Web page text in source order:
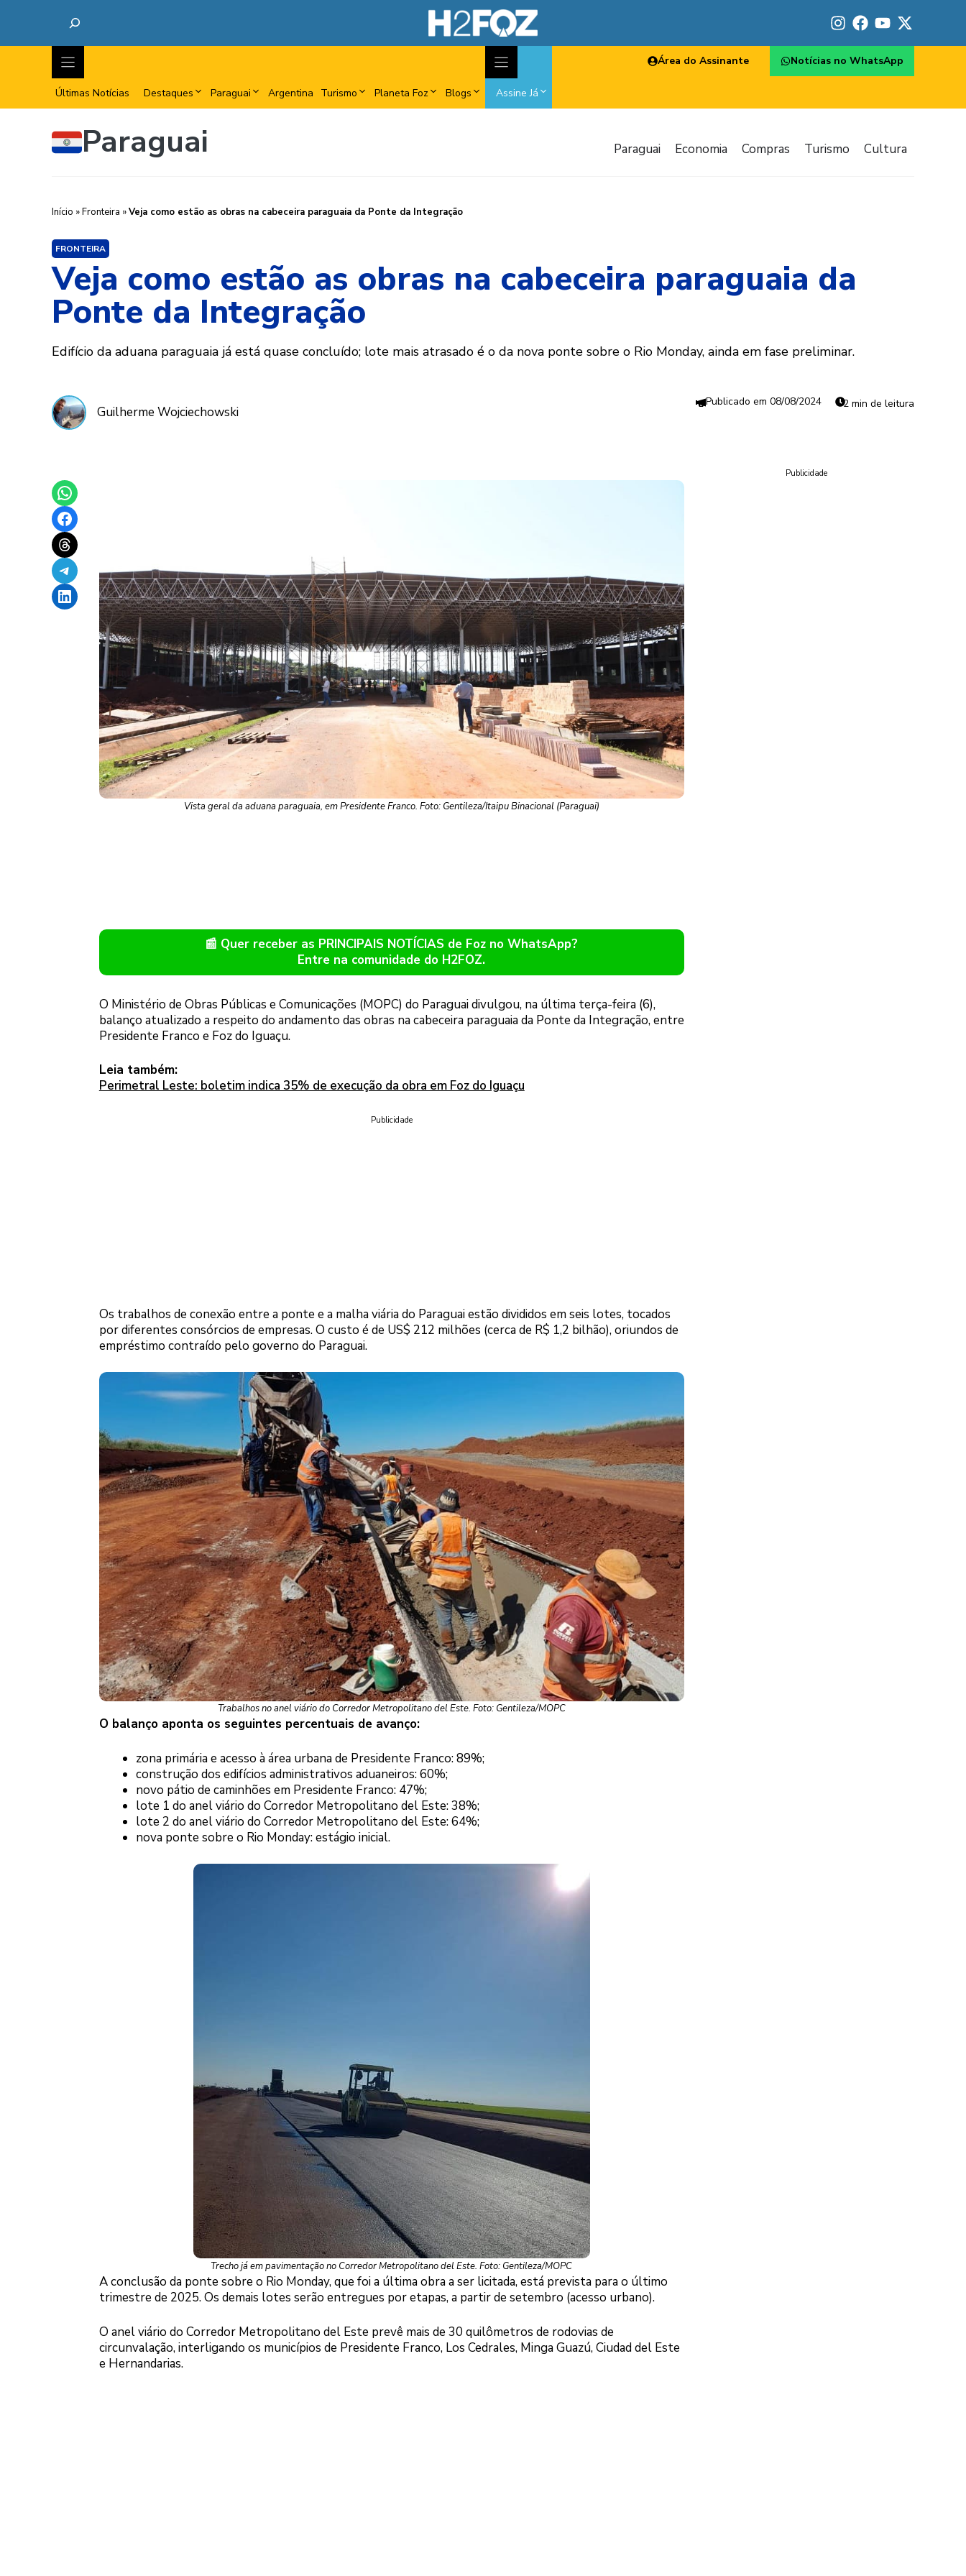
Últimas Notícias Destaques Paraguai Argentina Turismo Planeta Foz Blogs Assine Já
Área do Assinante Notícias no WhatsApp
Paraguai Paraguai Economia Compras Turismo Cultura
Início »Fronteira »Veja como estão as obras na cabeceira paraguaia da Ponte da Integração
FRONTEIRA
Veja como estão as obras na cabeceira paraguaia da
Ponte da Integração
Edifício da aduana paraguaia já está quase concluído; lote mais atrasado é o da nova ponte sobre o Rio Monday, ainda em fase preliminar.
Guilherme Wojciechowski
08/08/2024 2 min de leitura
Share on WhatsApp
Share on Facebook
Share on Threads
Share on Telegram
Share on LinkedIn
Vista geral da aduana paraguaia, em Presidente Franco. Foto: Gentileza/Itaipu Binacional (Paraguai)
📰 Quer receber as PRINCIPAIS NOTÍCIAS de Foz no WhatsApp?
Entre na comunidade do H2FOZ.
O Ministério de Obras Públicas e Comunicações (MOPC) do Paraguai divulgou, na última terça-feira (6),
balanço atualizado a respeito do andamento das obras na cabeceira paraguaia da Ponte da Integração, entre
Presidente Franco e Foz do Iguaçu.
Leia também:
Perimetral Leste: boletim indica 35% de execução da obra em Foz do Iguaçu
Publicidade
Os trabalhos de conexão entre a ponte e a malha viária do Paraguai estão divididos em seis lotes, tocados
por diferentes consórcios de empresas. O custo é de US$ 212 milhões (cerca de R$ 1,2 bilhão), oriundos de
empréstimo contraído pelo governo do Paraguai.
Trabalhos no anel viário do Corredor Metropolitano del Este. Foto: Gentileza/MOPC
O balanço aponta os seguintes percentuais de avanço:
zona primária e acesso à área urbana de Presidente Franco: 89%;
construção dos edifícios administrativos aduaneiros: 60%;
novo pátio de caminhões em Presidente Franco: 47%;
lote 1 do anel viário do Corredor Metropolitano del Este: 38%;
lote 2 do anel viário do Corredor Metropolitano del Este: 64%;
nova ponte sobre o Rio Monday: estágio inicial.
Trecho já em pavimentação no Corredor Metropolitano del Este. Foto: Gentileza/MOPC
A conclusão da ponte sobre o Rio Monday, que foi a última obra a ser licitada, está prevista para o último
trimestre de 2025. Os demais lotes serão entregues por etapas, a partir de setembro (acesso urbano).
O anel viário do Corredor Metropolitano del Este prevê mais de 30 quilômetros de rodovias de
circunvalação, interligando os municípios de Presidente Franco, Los Cedrales, Minga Guazú, Ciudad del Este
e Hernandarias.
Publicidade